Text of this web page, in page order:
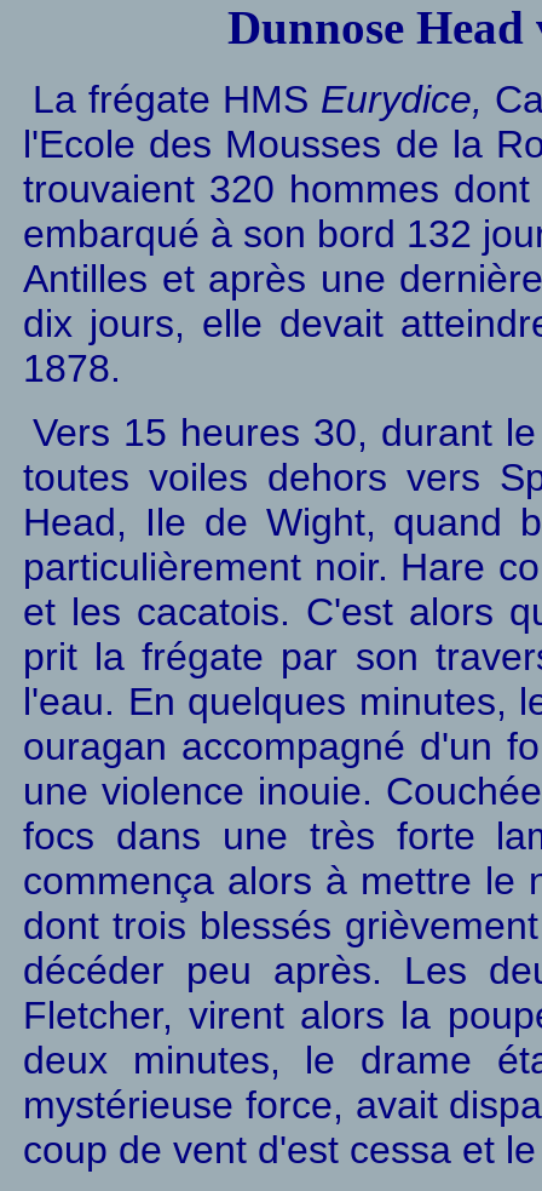
Dunnose
La frégate HMS Eurydice,
l'Ecole des Mousses de la
trouvaient 320 hommes
embarqué à son bord 132
Antilles et après une
dix jours, elle devait
1878.
Vers 15 heures 30, durant
toutes voiles dehors vers
Head, Ile de Wight, quand
particulièrement noir. Hare
et les cacatois. C'est alors
prit la frégate par son
l'eau. En quelques minutes,
ouragan accompagné d'un
une violence inouie.
focs dans une très forte
commença alors à mettre le
dont trois blessés
décéder peu après. Les
Fletcher, virent alors la
deux minutes, le drame
mystérieuse force, avait
coup de vent d'est cessa et